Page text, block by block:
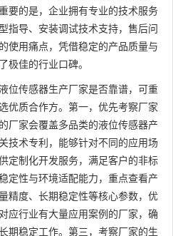
要的是，企业拥有专业的技术服务
指导、安装调试技术支持，售后问
使用痛点，凭借稳定的产品质量与
极佳的行业口碑。
位传感器生产厂家是否靠谱，可重
优质合作方。第一，优先考察厂家
厂家会覆盖多品类的液位传感器产
技术专利，能够针对不同的应用场
定制化开发服务，满足客户的非标
定性与环境适配能力，重点查看产
精度、长期稳定性等核心参数，优
应行业有大量应用案例的厂家，确
期稳定工作。第三，考察厂家的生